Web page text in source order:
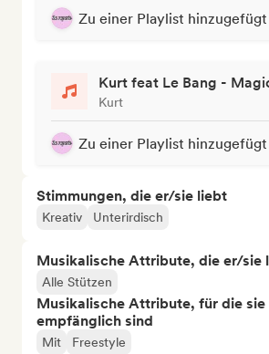
Zu einer Playlist hinzugefügt
Kurt feat Le Bang -
Kurt
Zu einer Playlist hinzugefügt
Stimmungen, die er/sie liebt
Kreativ Unterirdisch
Musikalische Attribute, die er/sie
Alle Stützen
Musikalische Attribute, für die sie
empfänglich sind
Mit Freestyle